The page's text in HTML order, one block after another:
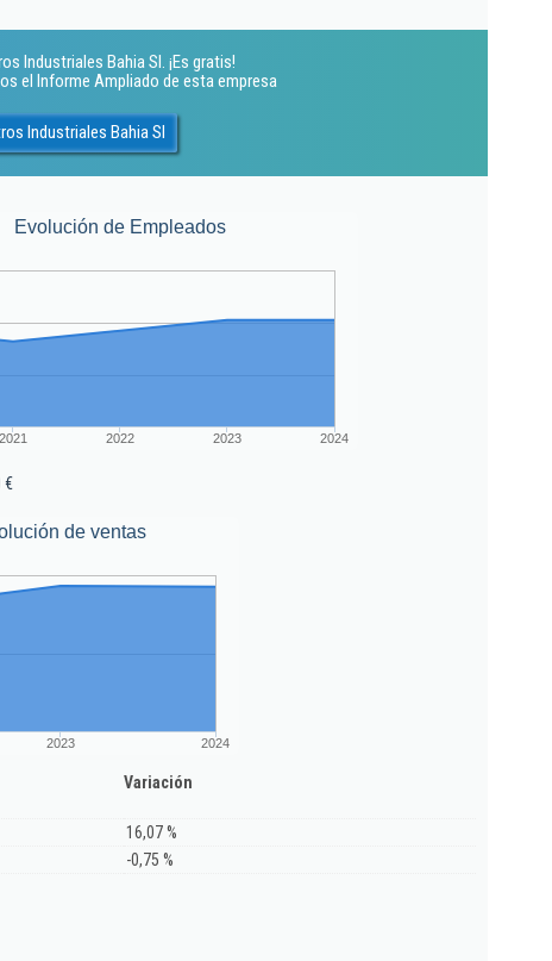
Industriales Bahia Sl. ¡Es gratis!
el Informe Ampliado de esta empresa
Industriales Bahia Sl
Evolución de Empleados
2021 2022 2023 2024
€
de ventas
2023 2024
Variación
16,07 %
-0,75 %